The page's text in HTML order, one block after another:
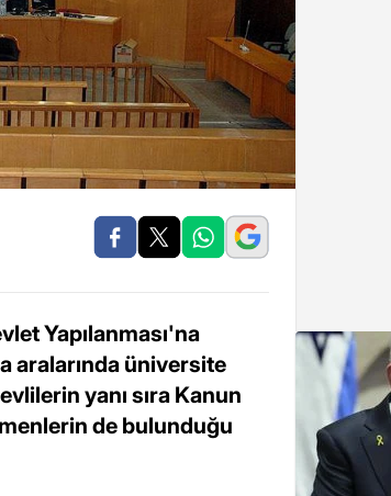
Yapılanması'na
aralarında üniversite
yanı sıra Kanun
de bulunduğu